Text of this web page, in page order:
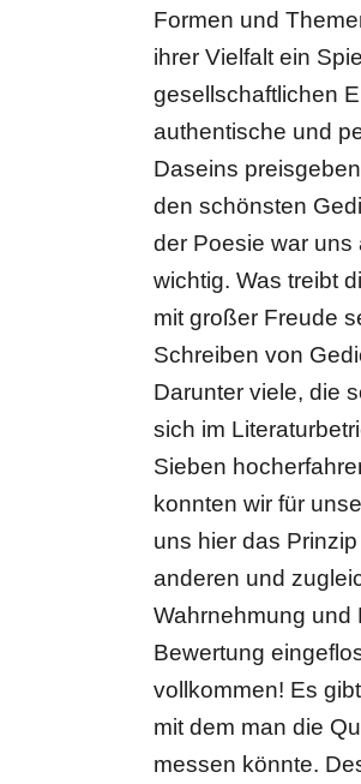
Formen und
ihrer Vielfalt ein
gesellschaftlichen
authentische und
Daseins
den schönsten
der Poesie war uns
wichtig. Was treibt
mit großer Freude
Schreiben von
Darunter viele, die
sich im
Sieben
konnten wir für
uns hier das
anderen und
Wahrnehmung und
Bewertung
vollkommen! Es
mit dem man die
messen könnte.